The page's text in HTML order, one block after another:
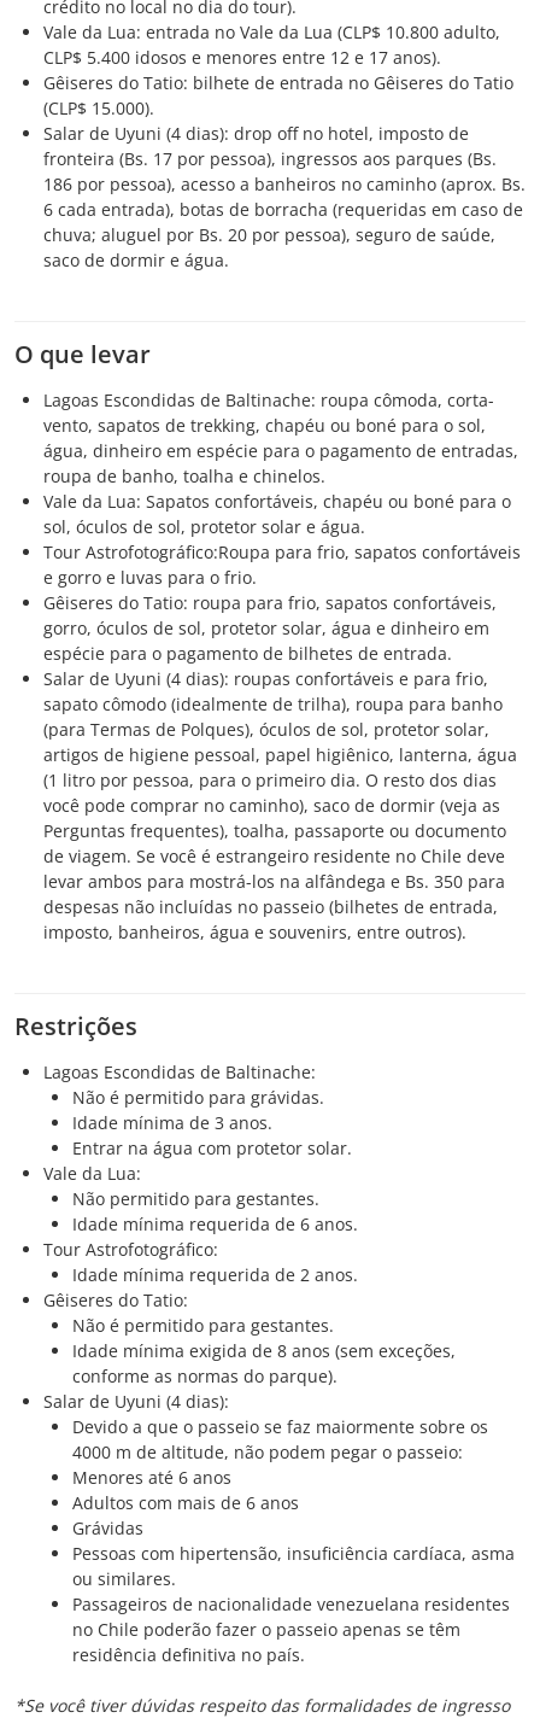
crédito no local no dia do tour).
Vale da Lua: entrada no Vale da Lua (CLP$ 10.800 adulto,
CLP$ 5.400 idosos e menores entre 12 e 17 anos).
Gêiseres do Tatio: bilhete de entrada no Gêiseres do Tatio
(CLP$ 15.000).
Salar de Uyuni (4 dias): drop off no hotel, imposto de
fronteira (Bs. 17 por pessoa), ingressos aos parques (Bs.
186 por pessoa), acesso a banheiros no caminho (aprox. Bs.
6 cada entrada), botas de borracha (requeridas em caso de
chuva; aluguel por Bs. 20 por pessoa), seguro de saúde,
saco de dormir e água.
O que levar
Lagoas Escondidas de Baltinache: roupa cômoda, corta-
vento, sapatos de trekking, chapéu ou boné para o sol,
água, dinheiro em espécie para o pagamento de entradas,
roupa de banho, toalha e chinelos.
Vale da Lua: Sapatos confortáveis, chapéu ou boné para o
sol, óculos de sol, protetor solar e água.
Tour Astrofotográfico:Roupa para frio, sapatos confortáveis
e gorro e luvas para o frio.
Gêiseres do Tatio: roupa para frio, sapatos confortáveis,
gorro, óculos de sol, protetor solar, água e dinheiro em
espécie para o pagamento de bilhetes de entrada.
Salar de Uyuni (4 dias): roupas confortáveis e para frio,
sapato cômodo (idealmente de trilha), roupa para banho
(para Termas de Polques), óculos de sol, protetor solar,
artigos de higiene pessoal, papel higiênico, lanterna, água
(1 litro por pessoa, para o primeiro dia. O resto dos dias
você pode comprar no caminho), saco de dormir (veja as
Perguntas frequentes), toalha, passaporte ou documento
de viagem. Se você é estrangeiro residente no Chile deve
levar ambos para mostrá-los na alfândega e Bs. 350 para
despesas não incluídas no passeio (bilhetes de entrada,
imposto, banheiros, água e souvenirs, entre outros).
Restrições
Lagoas Escondidas de Baltinache:
Não é permitido para grávidas.
Idade mínima de 3 anos.
Entrar na água com protetor solar.
Vale da Lua:
Não permitido para gestantes.
Idade mínima requerida de 6 anos.
Tour Astrofotográfico:
Idade mínima requerida de 2 anos.
Gêiseres do Tatio:
Não é permitido para gestantes.
Idade mínima exigida de 8 anos (sem exceções,
conforme as normas do parque).
Salar de Uyuni (4 dias):
Devido a que o passeio se faz maiormente sobre os
4000 m de altitude, não podem pegar o passeio:
Menores até 6 anos
Adultos com mais de 6 anos
Grávidas
Pessoas com hipertensão, insuficiência cardíaca, asma
ou similares.
Passageiros de nacionalidade venezuelana residentes
no Chile poderão fazer o passeio apenas se têm
residência definitiva no país.
*Se você tiver dúvidas respeito das formalidades de ingresso